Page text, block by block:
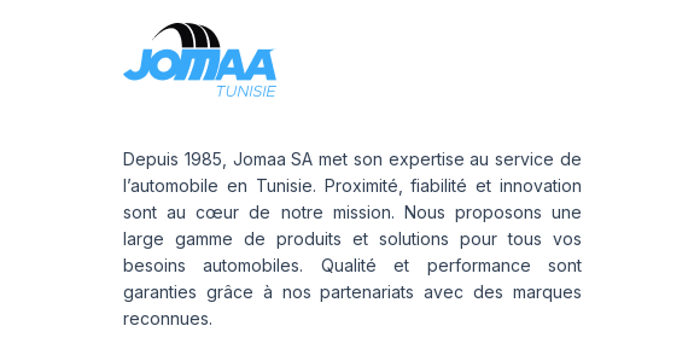
Depuis 1985, Jomaa SA met son expertise au service de
l’automobile en Tunisie. Proximité, fiabilité et innovation
sont au cœur de notre mission. Nous proposons une
large gamme de produits et solutions pour tous vos
besoins automobiles. Qualité et performance sont
garanties grâce à nos partenariats avec des marques
reconnues.